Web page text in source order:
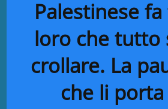
Palestinese
loro che tutto
crollare. La
che li